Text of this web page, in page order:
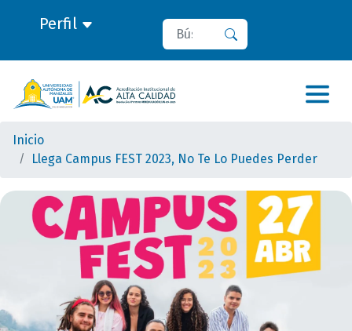
Perfil Buscar
Inicio
Llega Campus FEST 2023, No Te Lo Puedes Perder